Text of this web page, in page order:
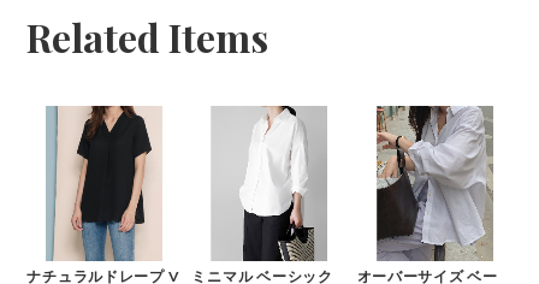
Related Items
ナチュラルドレープ V
ミニマル ベーシック
オーバーサイズ ベー